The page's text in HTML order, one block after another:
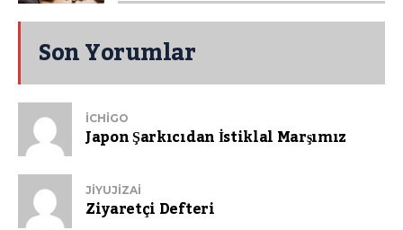
Son Yorumlar
ICHIGO
Japon Şarkıcıdan İstiklal Marşımız
JIYUJIZAI
Ziyaretçi Defteri